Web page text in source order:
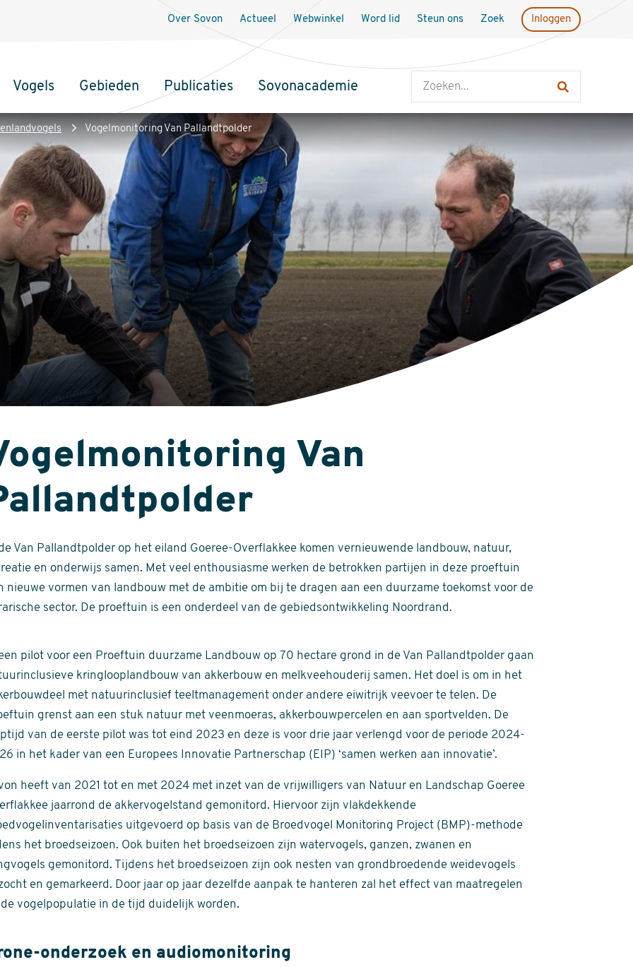
Vogels Gebieden Publicaties Sovonacademie
Over Sovon Actueel Webwinkel Word lid Steun ons Zoek Inloggen
Vogelmonitoring Van Pallandtpolder
Van
Van Pallandtpolder op het eiland Goeree-Overflakkee komen vernieuwende landbouw, natuur,
en onderwijs samen. Met veel enthousiasme werken de betrokken partijen in deze proeftuin
nieuwe vormen van landbouw met de ambitie om bij te dragen aan een duurzame toekomst voor de
sector. De proeftuin is een onderdeel van de gebiedsontwikkeling Noordrand.
pilot voor een Proeftuin duurzame Landbouw op 70 hectare grond in de Van Pallandtpolder gaan
kringlooplandbouw van akkerbouw en melkveehouderij samen. Het doel is om in het
met natuurinclusief teeltmanagement onder andere eiwitrijk veevoer te telen. De
grenst aan een stuk natuur met veenmoeras, akkerbouwpercelen en aan sportvelden. De
van de eerste pilot was tot eind 2023 en deze is voor drie jaar verlengd voor de periode 2024-
in het kader van een Europees Innovatie Partnerschap (EIP) ‘samen werken aan innovatie’.
heeft van 2021 tot en met 2024 met inzet van de vrijwilligers van Natuur en Landschap Goeree
jaarrond de akkervogelstand gemonitord. Hiervoor zijn vlakdekkende
uitgevoerd op basis van de Broedvogel Monitoring Project (BMP)-methode
het broedseizoen. Ook buiten het broedseizoen zijn watervogels, ganzen, zwanen en
gemonitord. Tijdens het broedseizoen zijn ook nesten van grondbroedende weidevogels
en gemarkeerd. Door jaar op jaar dezelfde aanpak te hanteren zal het effect van maatregelen
vogelpopulatie in de tijd duidelijk worden.
onderzoek en audiomonitoring